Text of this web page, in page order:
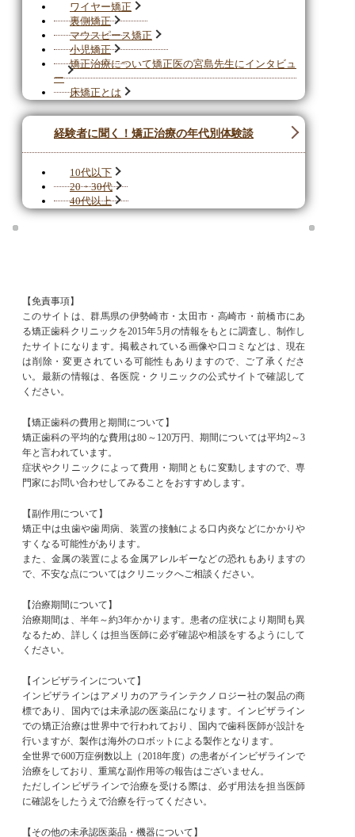
ワイヤー矯正
裏側矯正
マウスピース矯正
小児矯正
矯正治療について矯正医の宮島先生にインタビュ
ー
床矯正とは
経験者に聞く！矯正治療の年代別体験談
10代以下
20・30代
40代以上
【免責事項】
このサイトは、群馬県の伊勢崎市・太田市・高崎市・前橋市にあ
る矯正歯科クリニックを2015年5月の情報をもとに調査し、制作し
たサイトになります。掲載されている画像や口コミなどは、現在
は削除・変更されている可能性もありますので、ご了承くださ
い。最新の情報は、各医院・クリニックの公式サイトで確認して
ください。
【矯正歯科の費用と期間について】
矯正歯科の平均的な費用は80～120万円、期間については平均2～3
年と言われています。
症状やクリニックによって費用・期間ともに変動しますので、専
門家にお問い合わせしてみることをおすすめします。
【副作用について】
矯正中は虫歯や歯周病、装置の接触による口内炎などにかかりや
すくなる可能性があります。
また、金属の装置による金属アレルギーなどの恐れもありますの
で、不安な点についてはクリニックへご相談ください。
【治療期間について】
治療期間は、半年～約3年かかります。患者の症状により期間も異
なるため、詳しくは担当医師に必ず確認や相談をするようにして
ください。
【インビザラインについて】
インビザラインはアメリカのアラインテクノロジー社の製品の商
標であり、国内では未承認の医薬品になります。インビザライン
での矯正治療は世界中で行われており、国内で歯科医師が設計を
行いますが、製作は海外のロボットによる製作となります。
全世界で600万症例数以上（2018年度）の患者がインビザラインで
治療をしており、重篤な副作用等の報告はございません。
ただしインビザラインで治療を受ける際は、必ず用法を担当医師
に確認をしたうえで治療を行ってください。
【その他の未承認医薬品・機器について】